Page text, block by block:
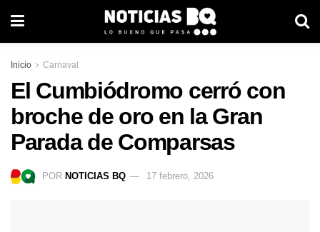
Inicio Carnaval
El Cumbiódromo cerró con
broche de oro en la Gran
Parada de Comparsas
POR NOTICIAS BQ 17 febrero, 2026